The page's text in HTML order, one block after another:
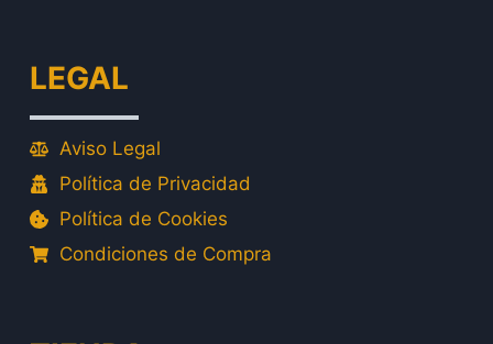
LEGAL
Aviso Legal
Política de Privacidad
Política de Cookies
Condiciones de Compra